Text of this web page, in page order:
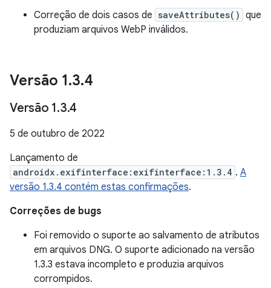
Correção de dois casos de saveAttributes() que
produziam arquivos WebP inválidos.
Versão 1.3.4
Versão 1.3.4
5 de outubro de 2022
Lançamento de
androidx.exifinterface:exifinterface:1.3.4 . A
versão 1.3.4 contém estas confirmações.
Correções de bugs
Foi removido o suporte ao salvamento de atributos
em arquivos DNG. O suporte adicionado na versão
1.3.3 estava incompleto e produzia arquivos
corrompidos.